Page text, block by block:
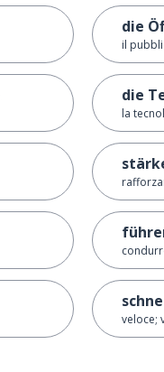
die
il
die
la
veloce;